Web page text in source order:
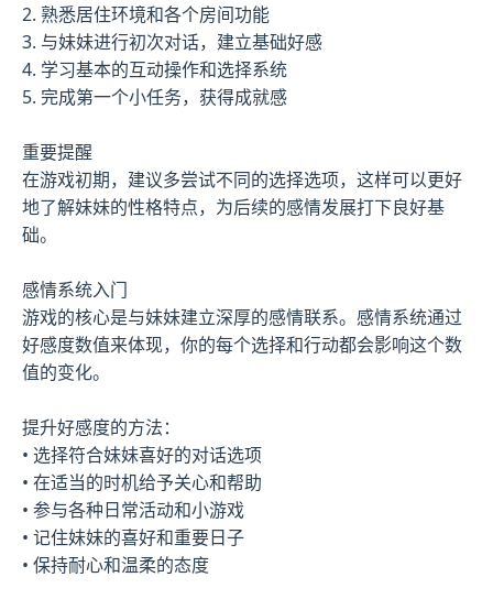
2. 熟悉居住环境和各个房间功能
3. 与妹妹进行初次对话，建立基础好感
4. 学习基本的互动操作和选择系统
5. 完成第一个小任务，获得成就感
重要提醒
在游戏初期，建议多尝试不同的选择选项，这样可以更好
地了解妹妹的性格特点，为后续的感情发展打下良好基
础。
感情系统入门
游戏的核心是与妹妹建立深厚的感情联系。感情系统通过
好感度数值来体现，你的每个选择和行动都会影响这个数
值的变化。
提升好感度的方法：
• 选择符合妹妹喜好的对话选项
• 在适当的时机给予关心和帮助
• 参与各种日常活动和小游戏
• 记住妹妹的喜好和重要日子
• 保持耐心和温柔的态度